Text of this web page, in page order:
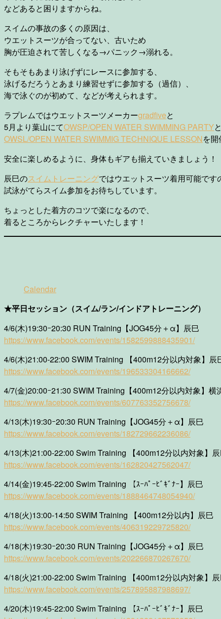
などあると困りますからね。
スイムの事故の多くの原因は、
ウエットスーツが合ってない、古いため
胸が圧迫されて苦しくなる→パニック→溺れる。
そもそもあまり泳げずにレースに参加する、
泳げるだろうとあまり練習せずに参加する（過信）、
海で泳ぐのが初めて、などが考えられます。
ラプレムではウエットスーツメーカーgradfiveと
5月より葉山にてOWSP/OPEN WATER SWIMMING PARTYと
OWSL/OPEN WATER SWIMMIG TECHNIQUE LESSONを開
安全に楽しめるように、身体もギアも揃えていきましょう！
辰巳のスイムトレーニングではウエットスーツ着用可能です
試泳がてらスイム参加をお待ちしています。
ちょっとした着方のコツで楽になるので、
着るところからレクチャーいたします！
Calendar
★平日セッション（スイム/ラン/インドアトレーニング）
4/6(木)19:30ｰ20:30 RUN Training【JOG45分＋α】辰巳
https://www.facebook.com/events/1582599888435901/
4/6(木)21:00-22:00 SWIM Training 【400m12分以内対象】辰
https://www.facebook.com/events/196533304166662/
4/7(金)20:00ｰ21:30 SWIM Training【400m12分以内対象】横
https://www.facebook.com/events/607763352756678/
4/13(木)19:30ｰ20:30 RUN Training【JOG45分＋α】辰巳
https://www.facebook.com/events/182729662236086/
4/13(木)21:00-22:00 Swim Training 【400m12分以内対象】
https://www.facebook.com/events/162820427562047/
4/14(金)19:45-22:00 Swim Training 【ｽｰﾊﾟｰﾋﾞｷﾞﾅｰ】辰巳
https://www.facebook.com/events/1888464748054940/
4/18(火)13:00-14:50 SWIM Training 【400m12分以内】辰巳
https://www.facebook.com/events/406319229725820/
4/18(木)19:30ｰ20:30 RUN Training【JOG45分＋α】辰巳
https://www.facebook.com/events/202266870267670/
4/18(火)21:00-22:00 Swim Training 【400m12分以内対象】
https://www.facebook.com/events/257895887988697/
4/20(木)19:45-22:00 Swim Training 【ｽｰﾊﾟｰﾋﾞｷﾞﾅｰ】辰巳